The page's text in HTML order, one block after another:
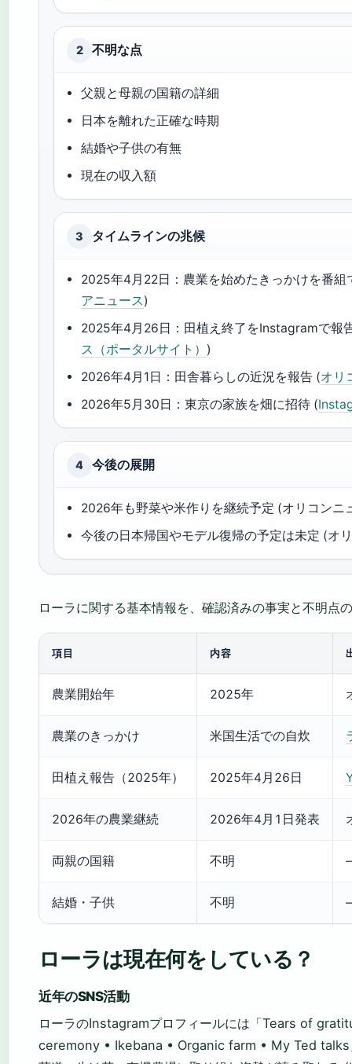
2 不明な点
父親と母親の国籍の詳細
日本を離れた正確な時期
結婚や子供の有無
現在の収入額
3 タイムラインの兆候
2025年4月22日：農業を始めたきっかけを番組
アニュース)
2025年4月26日：田植え終了をInstagramで報
ス（ポータルサイト） )
2026年4月1日：田舎暮らしの近況を報告 (オリ
2026年5月30日：東京の家族を畑に招待 (
4 今後の展開
2026年も野菜や米作りを継続予定 (オリコンニ
今後の日本帰国やモデル復帰の予定は未定 (オ
ローラに関する基本情報を、確認済みの事実と不明点
項目 内容
農業開始年 2025年
農業のきっかけ 米国生活での自炊
田植え報告（2025年） 2025年4月26日
2026年の農業継続 2026年4月1日発表
両親の国籍 不明
結婚・子供 不明
ローラは現在何をしている？
近年のSNS活動
ローラのInstagramプロフィールには「Tears of
ceremony • Ikebana • Organic farm • My Ted talks